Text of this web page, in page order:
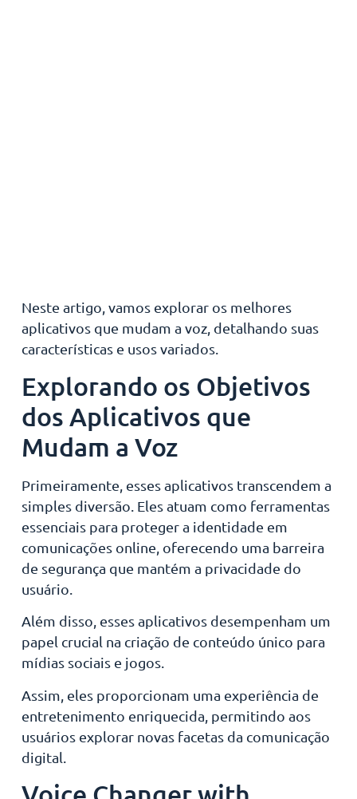
Neste artigo, vamos explorar os melhores
aplicativos que mudam a voz, detalhando suas
características e usos variados.
Explorando os Objetivos
dos Aplicativos que
Mudam a Voz
Primeiramente, esses aplicativos transcendem a
simples diversão. Eles atuam como ferramentas
essenciais para proteger a identidade em
comunicações online, oferecendo uma barreira
de segurança que mantém a privacidade do
usuário.
Além disso, esses aplicativos desempenham um
papel crucial na criação de conteúdo único para
mídias sociais e jogos.
Assim, eles proporcionam uma experiência de
entretenimento enriquecida, permitindo aos
usuários explorar novas facetas da comunicação
digital.